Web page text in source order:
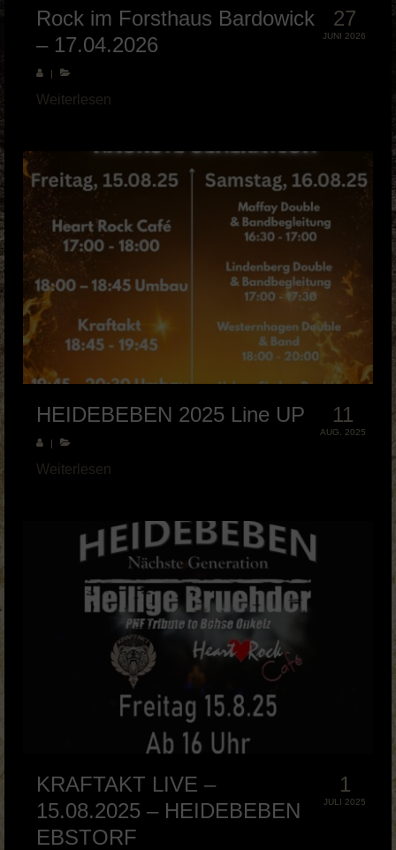
27
JUNI 2026
Rock im Forsthaus Bardowick
– 17.04.2026
|
Weiterlesen
11
AUG. 2025
HEIDEBEBEN 2025 Line UP
|
Weiterlesen
1
JULI 2025
KRAFTAKT LIVE –
15.08.2025 – HEIDEBEBEN
EBSTORF